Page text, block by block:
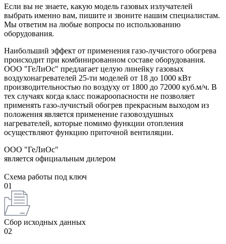
Если вы не знаете, какую модель газовых излучателей
выбрать именно вам, пишите и звоните нашим специалистам.
Мы ответим на любые вопросы по использованию
оборудования.
Наибольший эффект от применения газо-лучистого обогрева
происходит при комбинированном составе оборудования.
ООО "ГеЛиОс" предлагает целую линейку газовых
воздухонагревателей 25-ти моделей от 18 до 1000 кВт
производительностью по воздуху от 1800 до 72000 куб.м/ч. В
тех случаях когда класс пожароопасности не позволяет
применять газо-лучистый обогрев прекрасным выходом из
положения является применение газовоздушных
нагревателей, которые помимо функции отопления
осуществляют функцию приточной вентиляции.
ООО "ГеЛиОс"
является официальным дилером
Схема работы под ключ
01
Сбор исходных данных
02